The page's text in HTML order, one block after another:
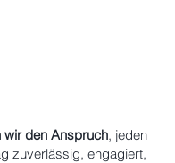
wir den Anspruch, jeden
zuverlässig, engagiert,